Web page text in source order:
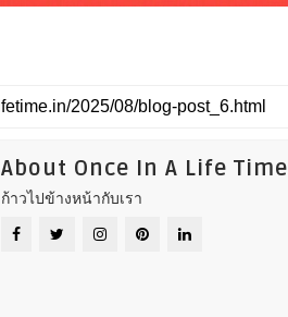
About Once In A Life Time
ก้าวไปข้างหน้ากับเรา